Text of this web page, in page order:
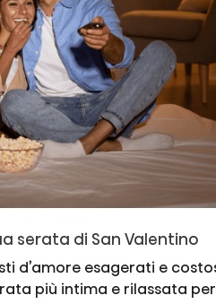
serata di San Valentino
d’amore esagerati e
più intima e rilassata